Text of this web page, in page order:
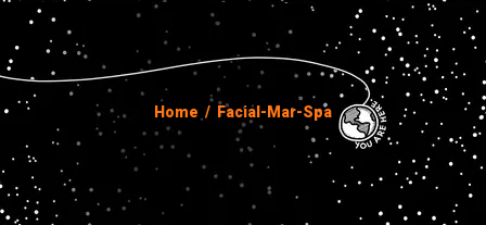
Home / Facial-Mar-Spa